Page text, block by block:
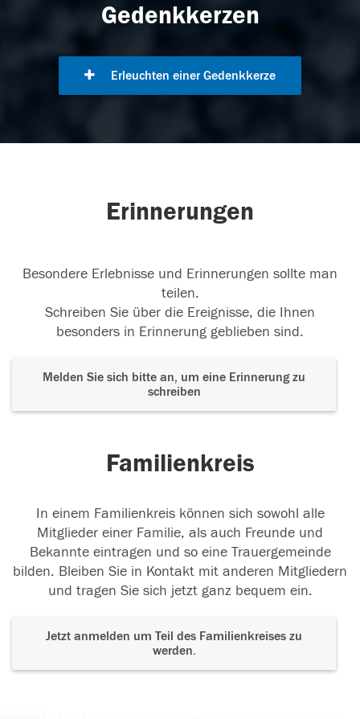
Gedenkkerzen
Erleuchten einer Gedenkkerze
Erinnerungen
Besondere Erlebnisse und Erinnerungen sollte man
teilen.
Schreiben Sie über die Ereignisse, die Ihnen
besonders in Erinnerung geblieben sind.
Melden Sie sich bitte an, um eine Erinnerung zu
schreiben
Familienkreis
In einem Familienkreis können sich sowohl alle
Mitglieder einer Familie, als auch Freunde und
Bekannte eintragen und so eine Trauergemeinde
bilden. Bleiben Sie in Kontakt mit anderen Mitgliedern
und tragen Sie sich jetzt ganz bequem ein.
Jetzt anmelden um Teil des Familienkreises zu
werden.